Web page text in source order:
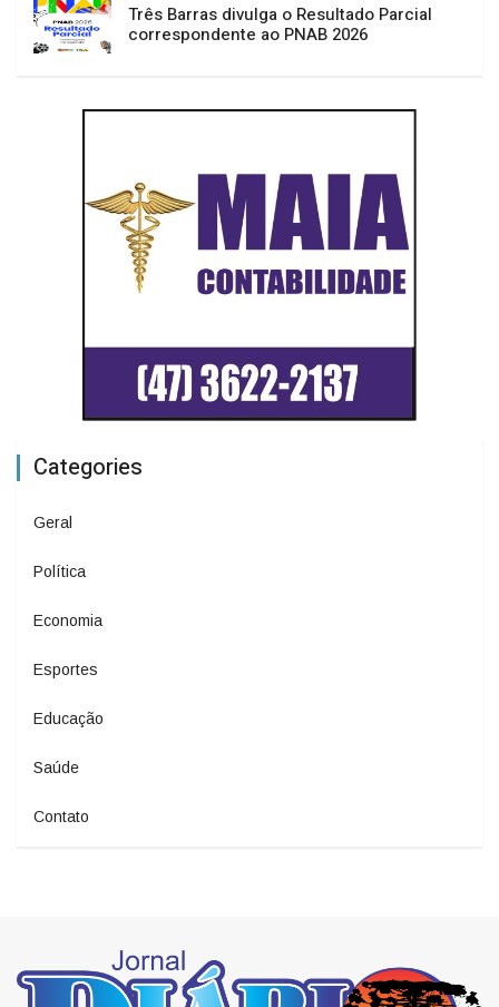
Três Barras divulga o Resultado Parcial
correspondente ao PNAB 2026
Categories
Geral
Política
Economia
Esportes
Educação
Saúde
Contato